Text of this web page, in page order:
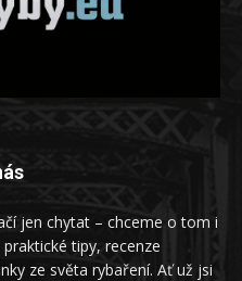
jen chytat – chceme o tom i
tipy, recenze
ze světa rybaření. Ať už jsi